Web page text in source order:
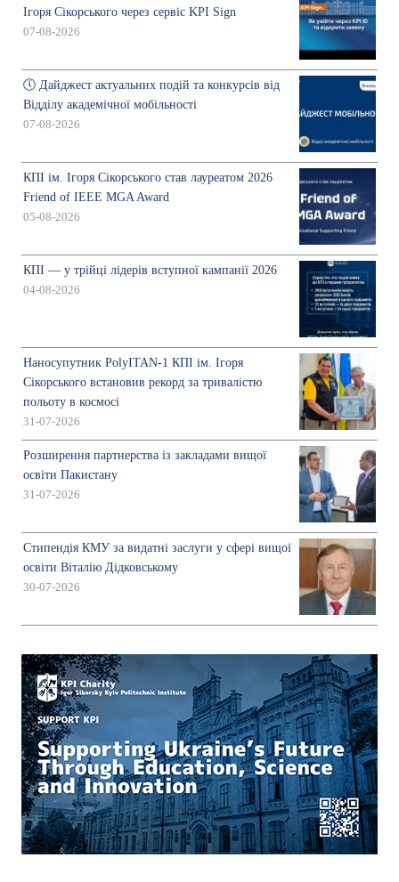
Ігоря Сікорського через сервіс KPI Sign
07-08-2026
🕔 Дайджест актуальних подій та конкурсів від
Відділу академічної мобільності
07-08-2026
КПІ ім. Ігоря Сікорського став лауреатом 2026
Friend of IEEE MGA Award
05-08-2026
КПІ — у трійці лідерів вступної кампанії 2026
04-08-2026
Наносупутник PolyITAN-1 КПІ ім. Ігоря
Сікорського встановив рекорд за тривалістю
польоту в космосі
31-07-2026
Розширення партнерства із закладами вищої
освіти Пакистану
31-07-2026
Стипендія КМУ за видатні заслуги у сфері вищої
освіти Віталію Дідковському
30-07-2026